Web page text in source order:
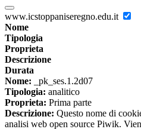
www.icstoppaniseregno.edu.it
Nome
Tipologia
Proprieta
Descrizione
Durata
Nome: _pk_ses.1.2d07
Tipologia: analitico
Proprieta: Prima parte
Descrizione: Questo nome di
analisi web open source Piwik.